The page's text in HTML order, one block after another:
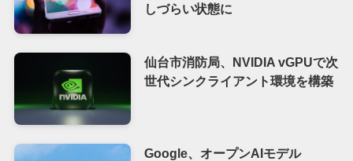
しづらい状態に
仙台市消防局、NVIDIA vGPUで次
世代シンクライアント環境を構築
Google、オープンAIモデル